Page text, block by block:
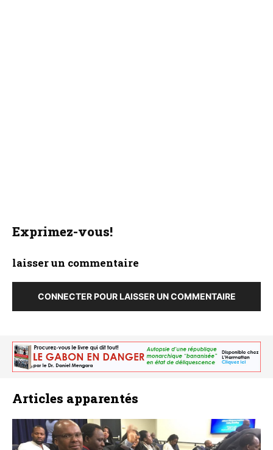
Exprimez-vous!
laisser un commentaire
CONNECTER POUR LAISSER UN COMMENTAIRE
Articles apparentés